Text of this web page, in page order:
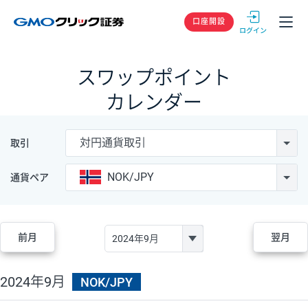
GMOクリック
口座開設
スワップポイント
カレンダー
取引 対円通貨取引
通貨ペア NOK/JPY
前月 翌月
2024年9月 NOK/JPY